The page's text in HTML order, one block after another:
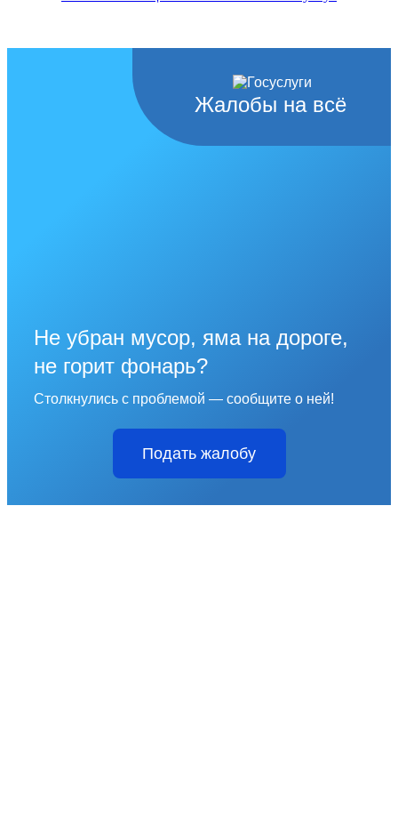
Жалобы на всё
Не убран мусор, яма на дороге,
не горит фонарь?
Столкнулись с проблемой — сообщите о ней!
Подать жалобу